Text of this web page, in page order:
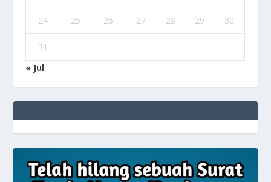
24 25 26 27 28 29 30
31
« Jul